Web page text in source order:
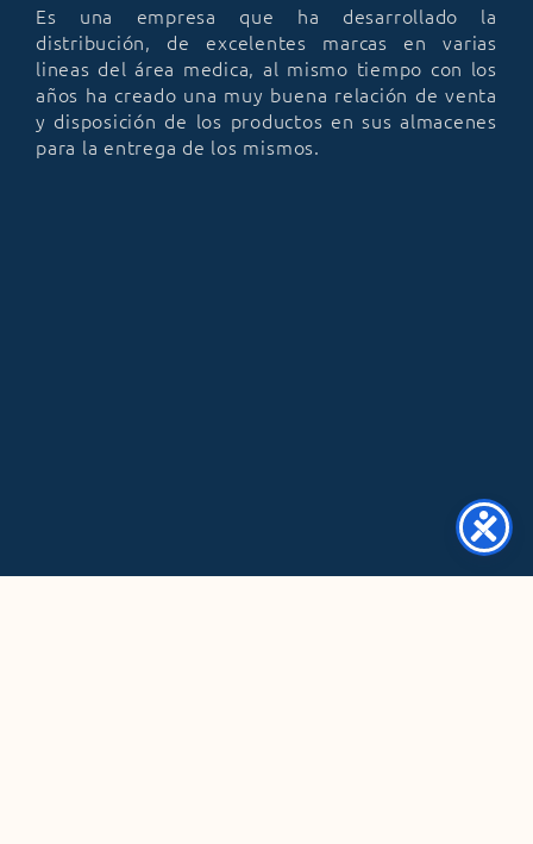
Es una empresa que ha desarrollado la
distribución, de excelentes marcas en varias
lineas del área medica, al mismo tiempo con los
años ha creado una muy buena relación de venta
y disposición de los productos en sus almacenes
para la entrega de los mismos.